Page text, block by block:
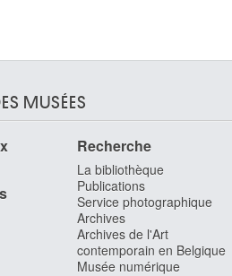
Haydn
- Toronto (Canada) 2008
Davis John Scarlett
Hereford and Worcester (Angleterre,
Royaume-Uni) 1804 - Londres (Angleterre,
Royaume-Uni) 1845
Liège 1905 - 1993
MUSÉES
Recherche
La bibliothèque
Publications
Service photographique
Archives
Archives de l'Art
contemporain en Belgique
Musée numérique